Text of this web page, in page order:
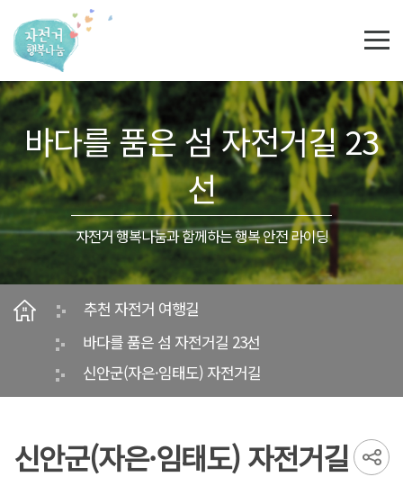
바다를 품은 섬 자전거길 23
선
자전거 행복나눔과 함께하는 행복 안전 라이딩
추천 자전거 여행길
바다를 품은 섬 자전거길 23선
신안군(자은·임태도) 자전거길
신안군(자은·임태도) 자전거길